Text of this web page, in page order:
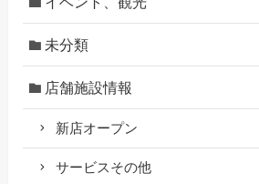
未分類
店舗施設情報
新店オープン
サービスその他